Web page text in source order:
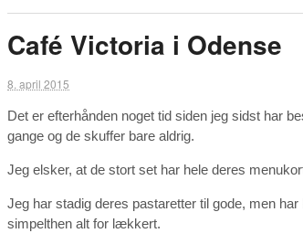
Café Victoria i Odense
8. april 2015
Det er efterhånden noget tid siden jeg sidst har
gange og de skuffer bare aldrig.
Jeg elsker, at de stort set har hele deres
Jeg har stadig deres pastaretter til gode, men
simpelthen alt for lækkert.